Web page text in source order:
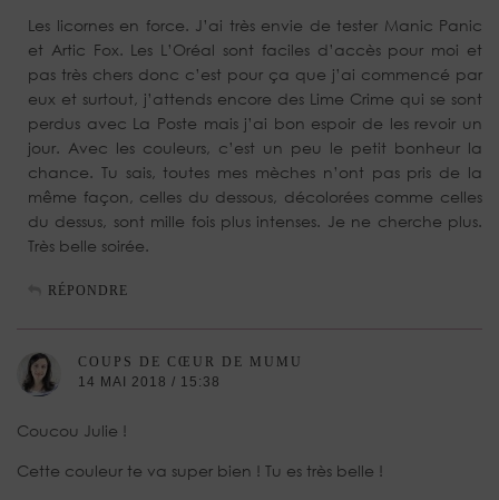
Les licornes en force. J’ai très envie de tester Manic Panic
et Artic Fox. Les L’Oréal sont faciles d’accès pour moi et
pas très chers donc c’est pour ça que j’ai commencé par
eux et surtout, j’attends encore des Lime Crime qui se sont
perdus avec La Poste mais j’ai bon espoir de les revoir un
jour. Avec les couleurs, c’est un peu le petit bonheur la
chance. Tu sais, toutes mes mèches n’ont pas pris de la
même façon, celles du dessous, décolorées comme celles
du dessus, sont mille fois plus intenses. Je ne cherche plus.
Très belle soirée.
RÉPONDRE
COUPS DE CŒUR DE MUMU
14 MAI 2018 / 15:38
Coucou Julie !
Cette couleur te va super bien ! Tu es très belle !